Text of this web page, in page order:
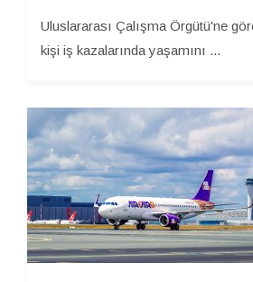
Uluslararası Çalışma Örgütü'ne
kişi iş kazalarında yaşamını ...